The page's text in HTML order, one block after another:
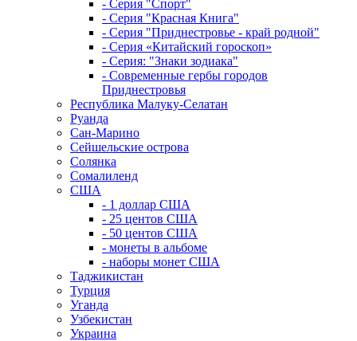
- Серия "Спорт"
- Серия "Красная Книга"
- Серия "Приднестровье - край родной"
- Серия «Китайский гороскоп»
- Серия: "Знаки зодиака"
- Современные гербы городов
Приднестровья
Республика Малуку-Селатан
Руанда
Сан-Марино
Сейшельские острова
Солянка
Сомалиленд
США
- 1 доллар США
- 25 центов США
- 50 центов США
- монеты в альбоме
- наборы монет США
Таджикистан
Турция
Уганда
Узбекистан
Украина